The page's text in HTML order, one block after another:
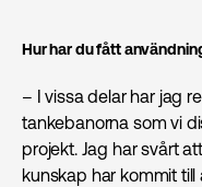
Hur har du fått
– I vissa delar har jag
tankebanorna som vi
projekt. Jag har svårt
kunskap har kommit